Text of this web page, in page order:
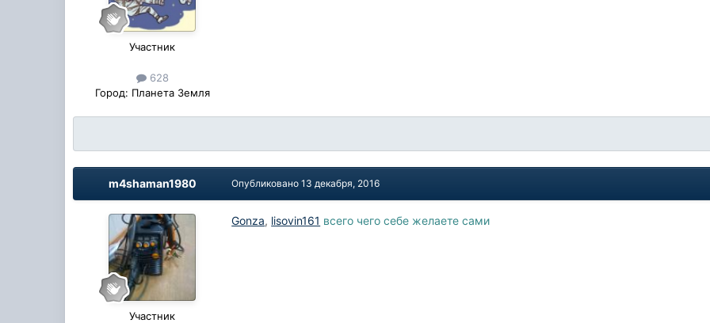
Участник
628
Город: Планета Земля
m4shaman1980
Участник
Опубликовано13 декабря, 2016
Gonza, lisovin161 всего чего себе желаете сами